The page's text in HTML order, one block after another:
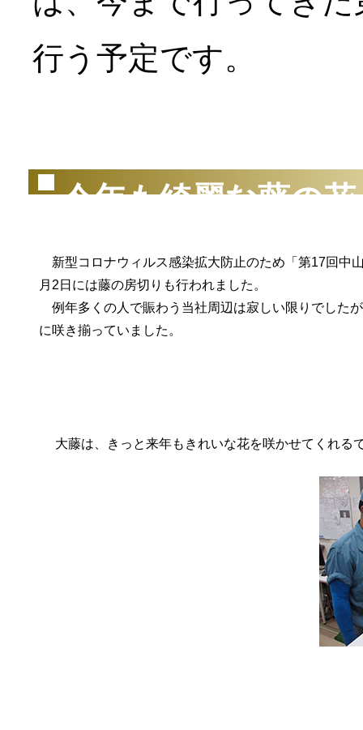
行う予定です。
今年も綺麗な藤の
新型コロナウィルス感染拡大防止のため「第17回中
月2日には藤の房切りも行われました。
例年多くの人で賑わう当社周辺は寂しい限りでした
に咲き揃っていました。
大藤は、きっと来年もきれいな花を咲かせてくれる